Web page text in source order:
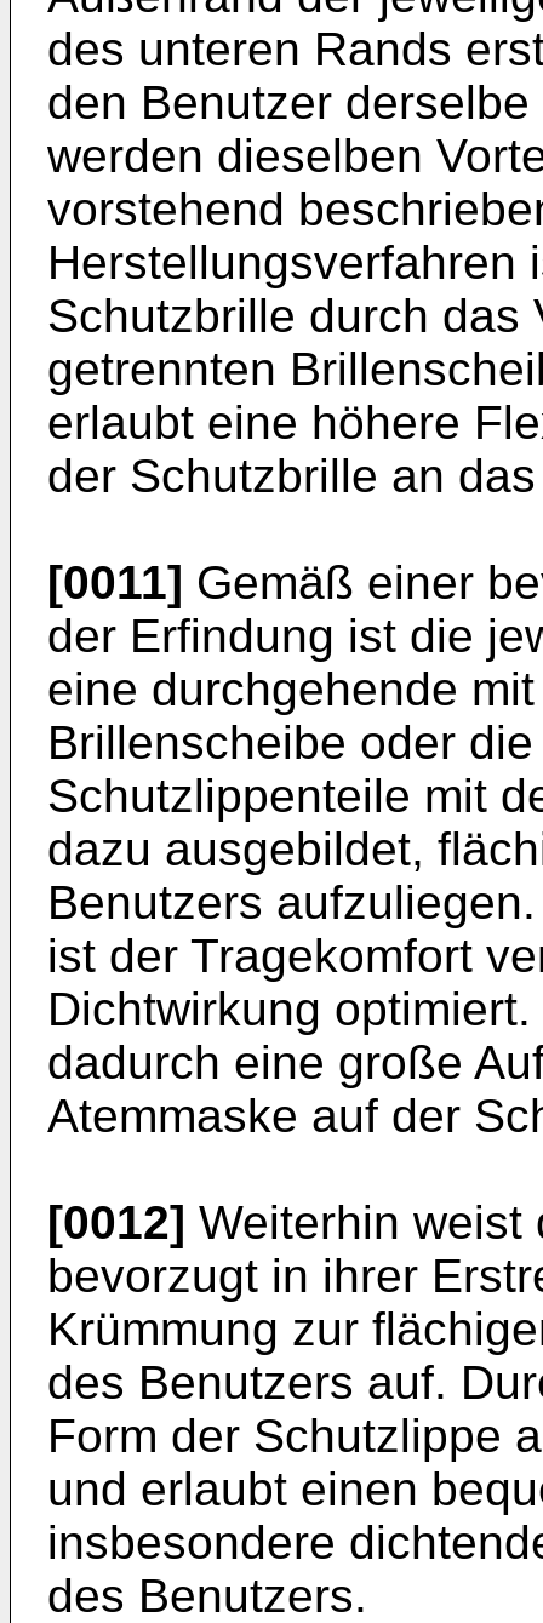
des unteren Rands
den Benutzer
werden dieselben
vorstehend
Herstellungsverfahren
Schutzbrille durch das
getrennten
erlaubt eine höhere
der Schutzbrille an
[0011] Gemäß einer
der Erfindung ist die
eine durchgehende
Brillenscheibe oder
Schutzlippenteile mit
dazu ausgebildet,
Benutzers
ist der Tragekomfort
Dichtwirkung
dadurch eine große
Atemmaske auf der
[0012] Weiterhin weist
bevorzugt in ihrer
Krümmung zur
des Benutzers auf.
Form der Schutzlippe
und erlaubt einen
insbesondere
des Benutzers.